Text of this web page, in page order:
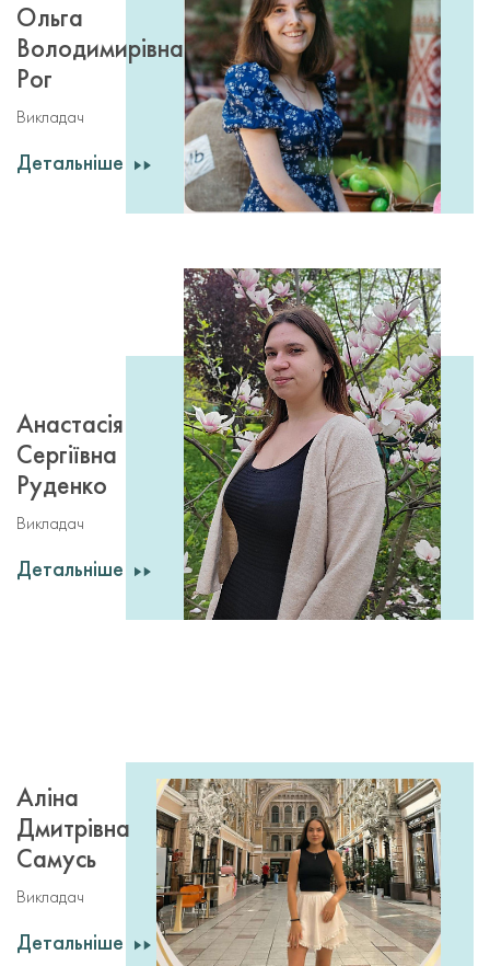
Ольга
Володимирівна
Рог
Викладач
Детальніше
Анастасія
Сергіївна
Руденко
Викладач
Детальніше
Аліна
Дмитрівна
Самусь
Викладач
Детальніше